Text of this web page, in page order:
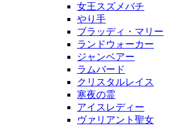
女王スズメバチ
やり手
ブラッディ・マリー
ランドウォーカー
ジャンベアー
ラムバード
クリスタルレイス
寒夜の霊
アイスレディー
ヴァリアント聖女